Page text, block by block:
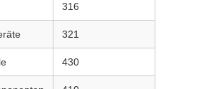
316
321
430